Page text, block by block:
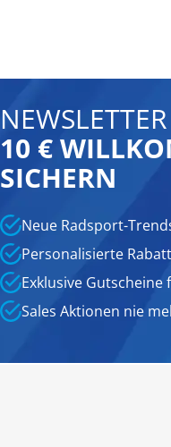
10 €
SICHERN
Neue Radsport-
Personalisierte
Exklusive
Sales Aktionen nie